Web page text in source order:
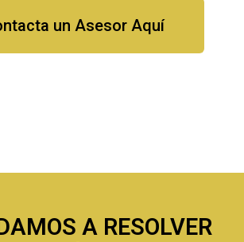
un Asesor Aquí
A RESOLVER